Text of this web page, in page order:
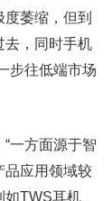
萎缩，但到
去，同时手机
步往低端市场
一方面源于智
品应用领域较
TWS耳机、